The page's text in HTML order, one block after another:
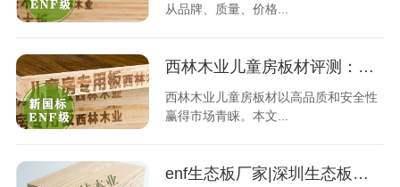
从品牌、质量、价格...
西林木业儿童房板材评测：安全与品质值得信赖？
西林木业儿童房板材以高品质和安全性
赢得市场青睐。本文...
enf生态板厂家|深圳生态板厂家直供|深圳生态板厂家批发